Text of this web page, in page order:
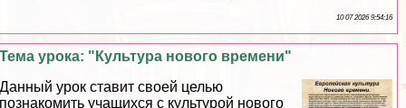
10 07 2026 9:54:16
Тема урока: "Культура нового времени"
Данный урок ставит своей целью
познакомить учащихся с культурой нового